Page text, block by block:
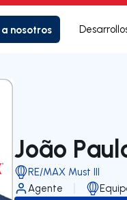
a nosotros
João
RE/MAX Must III
Agente